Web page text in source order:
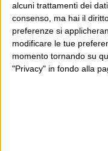
alcuni trattamenti dei
consenso, ma hai il
preferenze si
modificare le tue
momento tornando su
"Privacy" in fondo alla